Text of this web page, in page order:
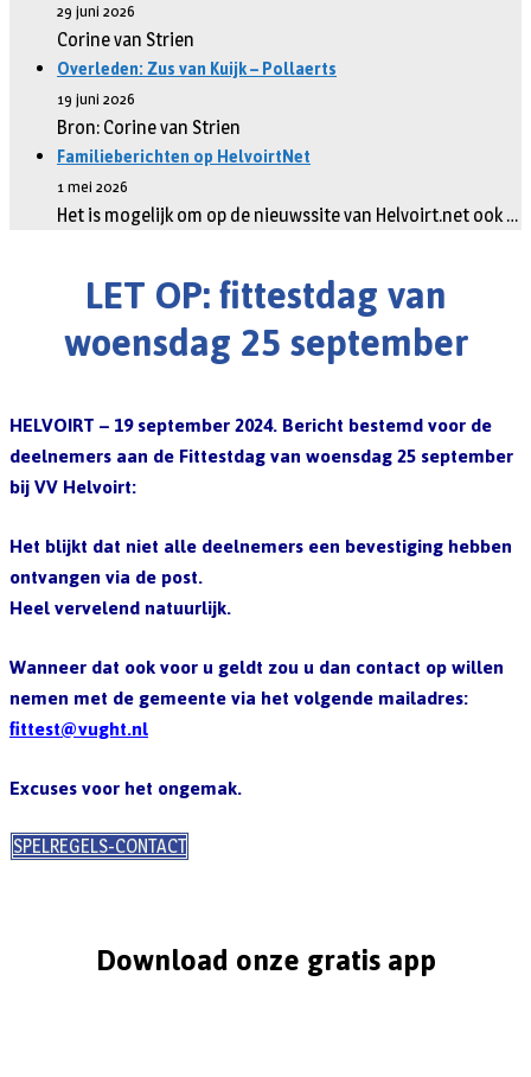
29 juni 2026
Corine van Strien
Overleden: Zus van Kuijk – Pollaerts
19 juni 2026
Bron: Corine van Strien
Familieberichten op HelvoirtNet
1 mei 2026
Het is mogelijk om op de nieuwssite van Helvoirt.net ook …
LET OP: fittestdag van
woensdag 25 september
HELVOIRT – 19 september 2024. Bericht bestemd voor de
deelnemers aan de Fittestdag van woensdag 25 september
bij VV Helvoirt:
Het blijkt dat niet alle deelnemers een bevestiging hebben
ontvangen via de post.
Heel vervelend natuurlijk.
Wanneer dat ook voor u geldt zou u dan contact op willen
nemen met de gemeente via het volgende mailadres:
fittest@vught.nl
Excuses voor het ongemak.
SPELREGELS-CONTACT
Download onze gratis app